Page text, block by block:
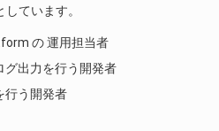
ています。
の 運用担当者
グ出力を行う開発者
行う開発者